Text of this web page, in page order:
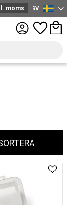
moms
Svenska
SV
Favoriter